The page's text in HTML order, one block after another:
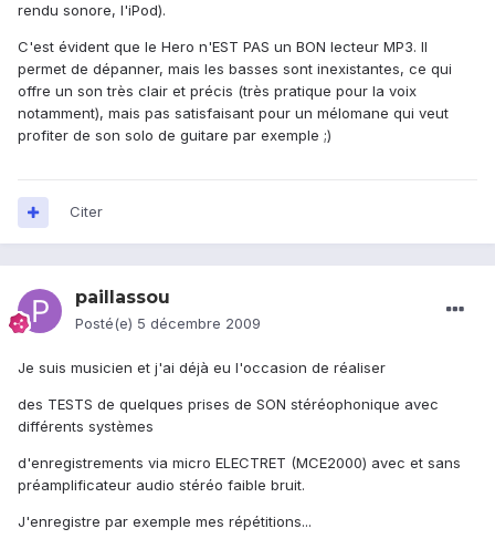
rendu sonore, l'iPod).
C'est évident que le Hero n'EST PAS un BON lecteur MP3. Il
permet de dépanner, mais les basses sont inexistantes, ce qui
offre un son très clair et précis (très pratique pour la voix
notamment), mais pas satisfaisant pour un mélomane qui veut
profiter de son solo de guitare par exemple ;)
Citer
paillassou
Posté(e) 5 décembre 2009
Je suis musicien et j'ai déjà eu l'occasion de réaliser
des TESTS de quelques prises de SON stéréophonique avec
différents systèmes
d'enregistrements via micro ELECTRET (MCE2000) avec et sans
préamplificateur audio stéréo faible bruit.
J'enregistre par exemple mes répétitions...